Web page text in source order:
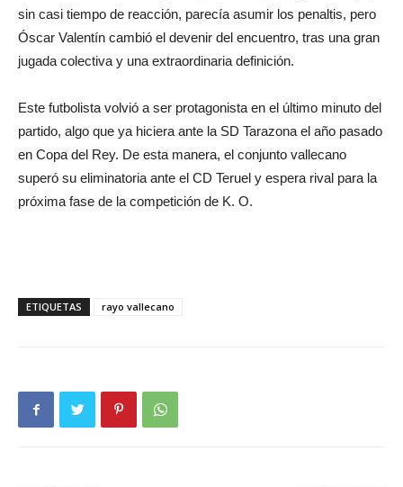
sin casi tiempo de reacción, parecía asumir los penaltis, pero
Óscar Valentín cambió el devenir del encuentro, tras una gran
jugada colectiva y una extraordinaria definición.
Este futbolista volvió a ser protagonista en el último minuto del
partido, algo que ya hiciera ante la SD Tarazona el año pasado
en Copa del Rey. De esta manera, el conjunto vallecano
superó su eliminatoria ante el CD Teruel y espera rival para la
próxima fase de la competición de K. O.
ETIQUETAS rayo vallecano